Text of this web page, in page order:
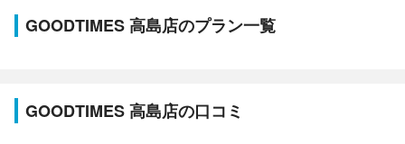
GOODTIMES 高島店のプラン一覧
GOODTIMES 高島店の口コミ